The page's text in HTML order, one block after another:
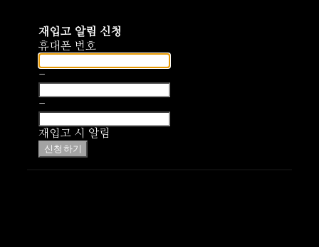
재입고 알림 신청
휴대폰 번호
-
-
재입고 시 알림
신청하기